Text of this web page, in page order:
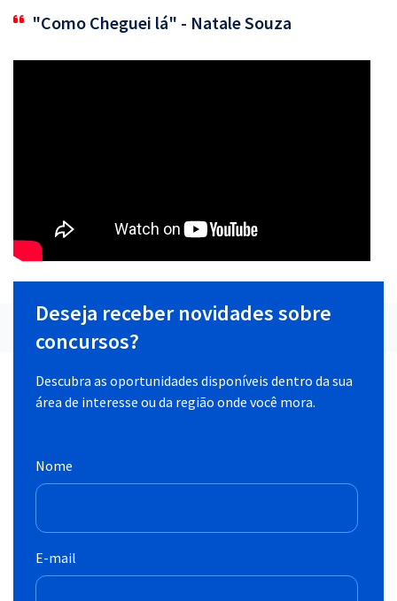
"Como Cheguei lá" - Natale Souza
Deseja receber novidades sobre
concursos?
Descubra as oportunidades disponíveis dentro da sua
área de interesse ou da região onde você mora.
Nome
E-mail